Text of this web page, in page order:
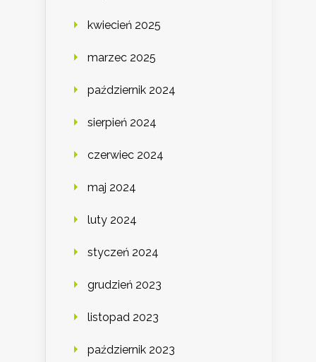
kwiecień 2025
marzec 2025
październik 2024
sierpień 2024
czerwiec 2024
maj 2024
luty 2024
styczeń 2024
grudzień 2023
listopad 2023
październik 2023